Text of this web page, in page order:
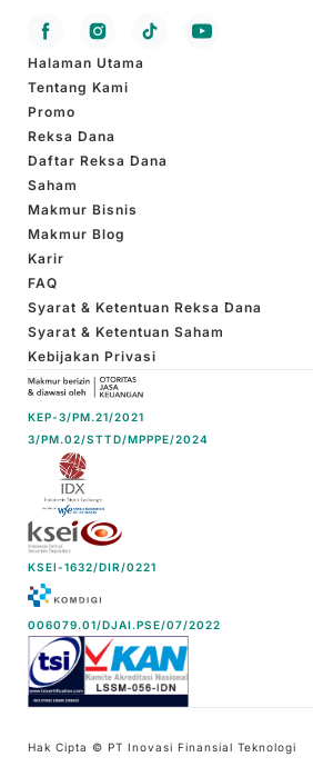
Halaman Utama
Tentang Kami
Promo
Reksa Dana
Daftar Reksa Dana
Saham
Makmur Bisnis
Makmur Blog
Karir
FAQ
Syarat & Ketentuan Reksa Dana
Syarat & Ketentuan Saham
Kebijakan Privasi
KEP-3/PM.21/2021
3/PM.02/STTD/MPPPE/2024
KSEI-1632/DIR/0221
006079.01/DJAI.PSE/07/2022
Hak Cipta © PT Inovasi Finansial Teknologi